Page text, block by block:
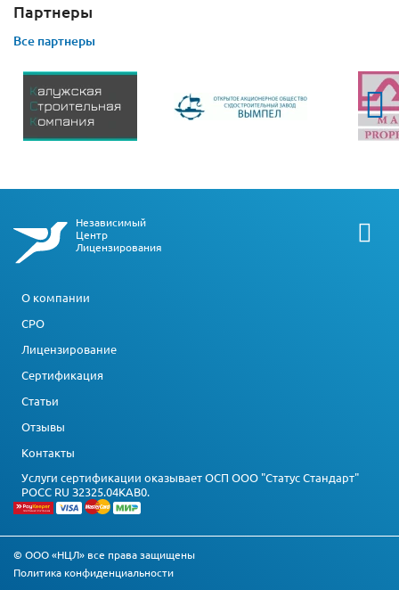
Партнеры
Все партнеры
Независимый
Центр
Лицензирования
О компании
СРО
Лицензирование
Сертификация
Статьи
Отзывы
Контакты
Услуги сертификации оказывает ОСП ООО "Статус Стандарт"
РОСС RU З2325.04КАВ0.
© ООО «НЦЛ» все права защищены
Политика конфиденциальности